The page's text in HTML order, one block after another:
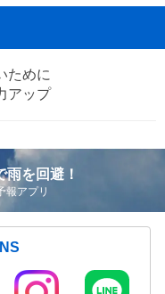
ために
アップ
雨を回避！
アプリ